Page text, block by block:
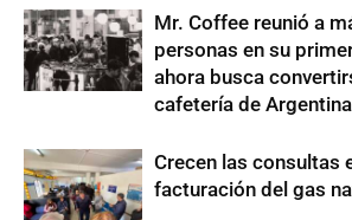
Mr. Coffee reunió a
personas en su
ahora busca
cafetería de Argentina
Crecen las consultas
facturación del gas